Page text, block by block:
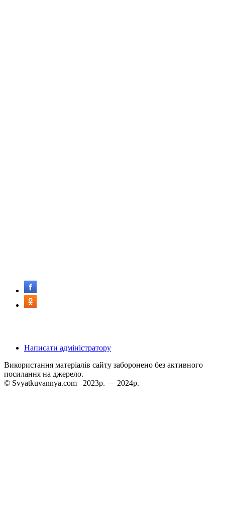
Написати адміністратору
Використання матеріалів сайту заборонено без активного
посилання на джерело.
© Svyatkuvannya.com 2023р. — 2024р.